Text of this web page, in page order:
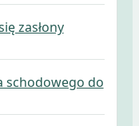
zasłony
schodowego do